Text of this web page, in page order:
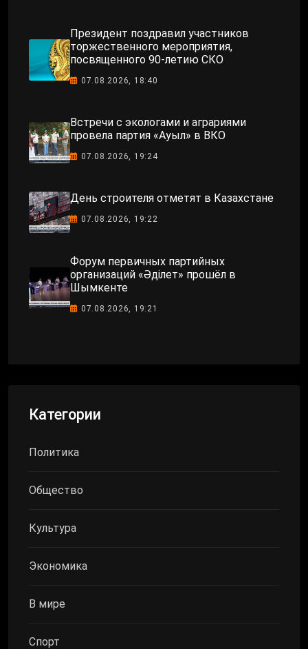
Президент поздравил участников
торжественного мероприятия,
посвященного 90-летию СКО
07.08.2026, 18:40
Встречи с экологами и аграриями
провела партия «Ауыл» в ВКО
07.08.2026, 19:24
День строителя отметят в Казахстане
07.08.2026, 19:22
Форум первичных партийных
организаций «Әділет» прошёл в
Шымкенте
07.08.2026, 19:21
Категории
Политика
Общество
Культура
Экономика
В мире
Спорт